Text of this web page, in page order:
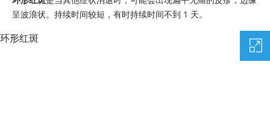
呈波浪状。持续时间较短，有时持续时间不到 1 天。
环形红斑